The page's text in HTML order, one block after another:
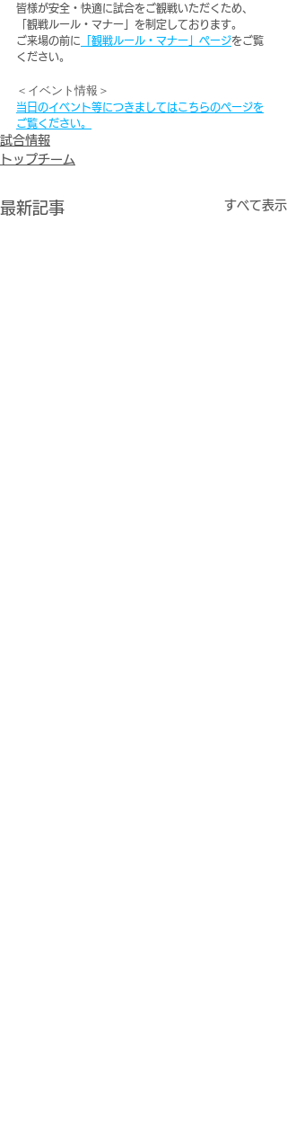
皆様が安全・快適に試合をご観戦いただくため、
「観戦ルール・マナー」を制定しております。
ご来場の前に 「観戦ルール・マナー」ページをご覧
ください。
＜イベント情報＞
当日のイベント等につきましてはこちらのページを
ご覧ください。
試合情報
トップチーム
最新記事 すべて表示